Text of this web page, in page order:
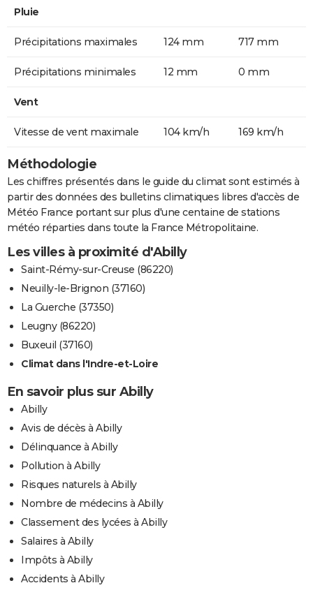
Pluie
Précipitations maximales 124 mm 717 mm
Précipitations minimales 12 mm 0 mm
Vent
Vitesse de vent maximale 104 km/h 169 km/h
Méthodologie
Les chiffres présentés dans le guide du climat sont estimés à
partir des données des bulletins climatiques libres d'accès de
Météo France portant sur plus d'une centaine de stations
météo réparties dans toute la France Métropolitaine.
Les villes à proximité d'Abilly
Saint-Rémy-sur-Creuse (86220)
Neuilly-le-Brignon (37160)
La Guerche (37350)
Leugny (86220)
Buxeuil (37160)
Climat dans l'Indre-et-Loire
En savoir plus sur Abilly
Abilly
Avis de décès à Abilly
Délinquance à Abilly
Pollution à Abilly
Risques naturels à Abilly
Nombre de médecins à Abilly
Classement des lycées à Abilly
Salaires à Abilly
Impôts à Abilly
Accidents à Abilly